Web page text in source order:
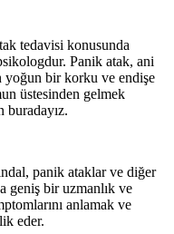
tedavisi konusunda
Panik atak, ani
yoğun bir korku ve endişe
üstesinden gelmek
buradayız.
panik ataklar ve diğer
geniş bir uzmanlık ve
anlamak ve
eder.